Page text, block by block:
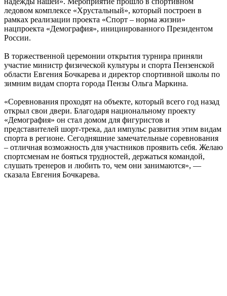
ледовом комплексе «Хрустальный», который построен в
рамках реализации проекта «Спорт – норма жизни»
нацпроекта «Демография», инициированного Президентом
России.
В торжественной церемонии открытия турнира приняли
участие министр физической культуры и спорта Пензенской
области Евгения Бочкарева и директор спортивной школы по
зимним видам спорта города Пензы Ольга Маркина.
«Соревнования проходят на объекте, который всего год назад
открыл свои двери. Благодаря национальному проекту
«Демография» он стал домом для фигуристов и
представителей шорт-трека, дал импульс развития этим видам
спорта в регионе. Сегодняшние замечательные соревнования
– отличная возможность для участников проявить себя. Желаю
спортсменам не бояться трудностей, держаться командой,
слушать тренеров и любить то, чем они занимаются», —
сказала Евгения Бочкарева.